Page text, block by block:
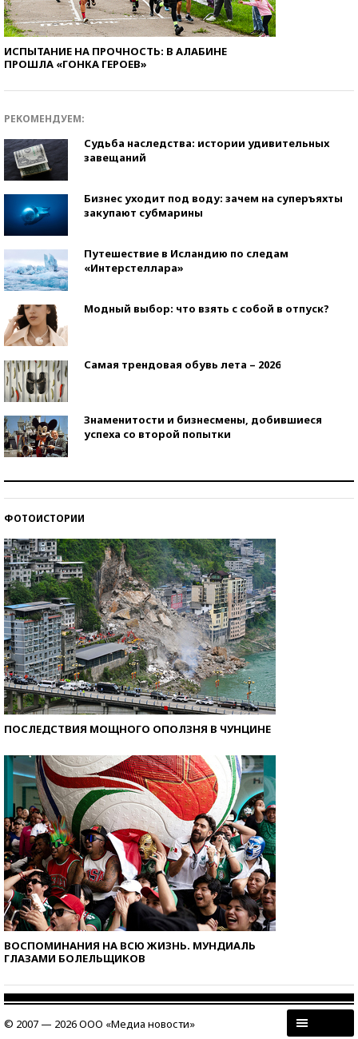
ИСПЫТАНИЕ НА ПРОЧНОСТЬ: В АЛАБИНЕ
ПРОШЛА «ГОНКА ГЕРОЕВ»
РЕКОМЕНДУЕМ:
Судьба наследства: истории удивительных
завещаний
Бизнес уходит под воду: зачем на суперъяхты
закупают субмарины
Путешествие в Исландию по следам
«Интерстеллара»
Модный выбор: что взять с собой в отпуск?
Самая трендовая обувь лета – 2026
Знаменитости и бизнесмены, добившиеся
успеха со второй попытки
ФОТОИСТОРИИ
ПОСЛЕДСТВИЯ МОЩНОГО ОПОЛЗНЯ В ЧУНЦИНЕ
ВОСПОМИНАНИЯ НА ВСЮ ЖИЗНЬ. МУНДИАЛЬ
ГЛАЗАМИ БОЛЕЛЬЩИКОВ
© 2007 — 2026 ООО «Медиа новости»